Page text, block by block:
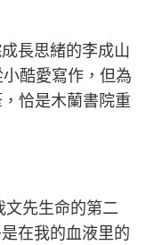
長思緒的李成山
酷愛寫作，但為
恰是木蘭書院重
文先生命的第二
在我的血液里的